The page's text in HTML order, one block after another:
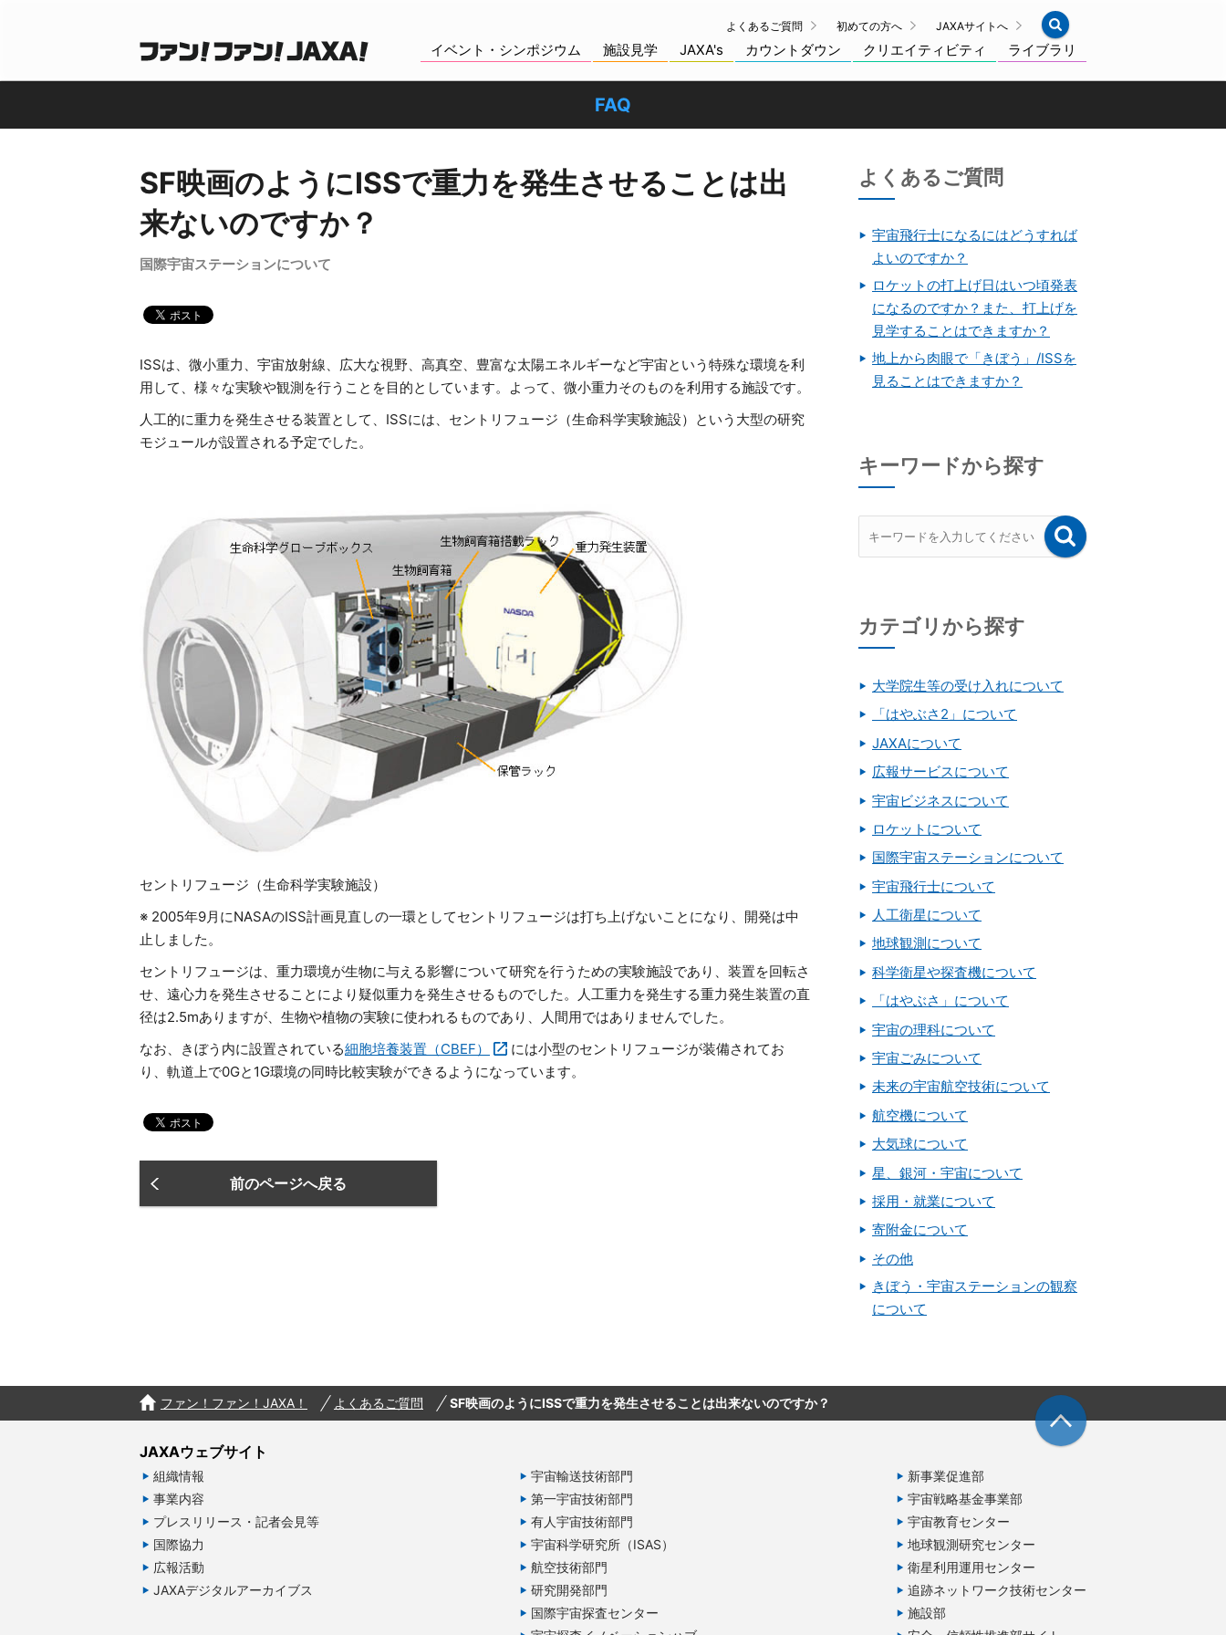
よくあるご質問 初めての方へ JAXAサイトへ
イベント・シンポジウム 施設見学 JAXA's カウントダウン クリエイティビティ ライブラリ
FAQ
SF映画のようにISSで重力を発生させることは出
来ないのですか？
国際宇宙ステーションについて
ISSは、微小重力、宇宙放射線、広大な視野、高真空、豊富な太陽エネルギーなど宇宙という特殊な環境を利
用して、様々な実験や観測を行うことを目的としています。よって、微小重力そのものを利用する施設です。
人工的に重力を発生させる装置として、ISSには、セントリフュージ（生命科学実験施設）という大型の研究
モジュールが設置される予定でした。
セントリフュージ（生命科学実験施設）
※ 2005年9月にNASAのISS計画見直しの一環としてセントリフュージは打ち上げないことになり、開発は中
止しました。
セントリフュージは、重力環境が生物に与える影響について研究を行うための実験施設であり、装置を回転さ
せ、遠心力を発生させることにより疑似重力を発生させるものでした。人工重力を発生する重力発生装置の直
径は2.5mありますが、生物や植物の実験に使われるものであり、人間用ではありませんでした。
なお、きぼう内に設置されている細胞培養装置（CBEF）
には小型のセントリフュージが装備されてお
り、軌道上で0Gと1G環境の同時比較実験ができるようになっています。
前のページへ戻る
よくあるご質問
宇宙飛行士になるにはどうすれば
よいのですか？
ロケットの打上げ日はいつ頃発表
になるのですか？また、打上げを
見学することはできますか？
地上から肉眼で「きぼう」/ISSを
見ることはできますか？
キーワードから探す
カテゴリから探す
大学院生等の受け入れについて
「はやぶさ2」について
JAXAについて
広報サービスについて
宇宙ビジネスについて
ロケットについて
国際宇宙ステーションについて
宇宙飛行士について
人工衛星について
地球観測について
科学衛星や探査機について
「はやぶさ」について
宇宙の理科について
宇宙ごみについて
未来の宇宙航空技術について
航空機について
大気球について
星、銀河・宇宙について
採用・就業について
寄附金について
その他
きぼう・宇宙ステーションの観察
について
ファン！ファン！JAXA！ よくあるご質問 SF映画のようにISSで重力を発生させることは出来ないのですか？
JAXAウェブサイト
組織情報
事業内容
プレスリリース・記者会見等
国際協力
広報活動
JAXAデジタルアーカイブス
宇宙輸送技術部門
第一宇宙技術部門
有人宇宙技術部門
宇宙科学研究所（ISAS）
航空技術部門
研究開発部門
国際宇宙探査センター
新事業促進部
宇宙戦略基金事業部
宇宙教育センター
地球観測研究センター
衛星利用運用センター
追跡ネットワーク技術センター
施設部